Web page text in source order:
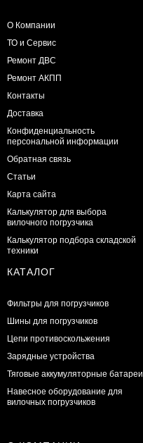
О Компании
ТО и Сервис
​Ремонт ДВС
Ремонт АКПП
Контакты
Доставка
Конфиденциальность
персональной информации
Обратная связь
Статьи
Карта сайта
Калькулятор для выбора
вилочного погрузчика
Калькулятор подбора складской
техники
КАТАЛОГ
Фильтры для погрузчиков
Шины для погрузчиков
Цепи противоскольжения
Зарядные устройства
Тяговые аккумуляторные батареи
Навесное оборудование для
вилочных погрузчиков